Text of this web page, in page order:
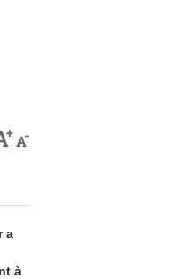
+A-
a
à